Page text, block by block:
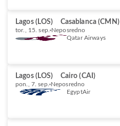
Lagos (LOS) Casablanca (CMN)
tor., 15. sep. Neposredno
Qatar Airways
Lagos (LOS) Cairo (CAI)
pon., 7. sep. Neposredno
EgyptAir